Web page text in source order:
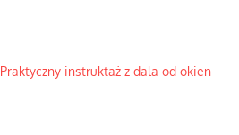
Praktyczny instruktaż z dala od okien